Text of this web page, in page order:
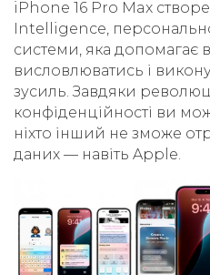
iPhone 16 Pro Max
Intelligence,
системи, яка допомагає
висловлюватись і
зусиль. Завдяки
конфіденційності ви
ніхто інший не зможе
даних — навіть Apple.